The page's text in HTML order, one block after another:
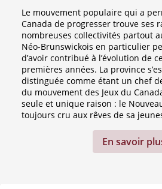
Le mouvement populaire qui a
Canada de progresser trouve ses
nombreuses collectivités partout
Néo-Brunswickois en particulier
d’avoir contribué à l’évolution de
premières années. La province
distinguée comme étant un chef
du mouvement des Jeux du
seule et unique raison : le
toujours cru aux rêves de sa
En savoir